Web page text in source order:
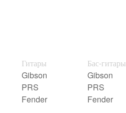
Гитары
Gibson
PRS
Fender
Бас-гитары
Gibson
PRS
Fender